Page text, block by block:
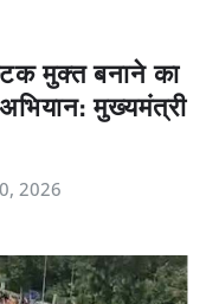
मुक्त बनाने का
मुख्यमंत्री
2026